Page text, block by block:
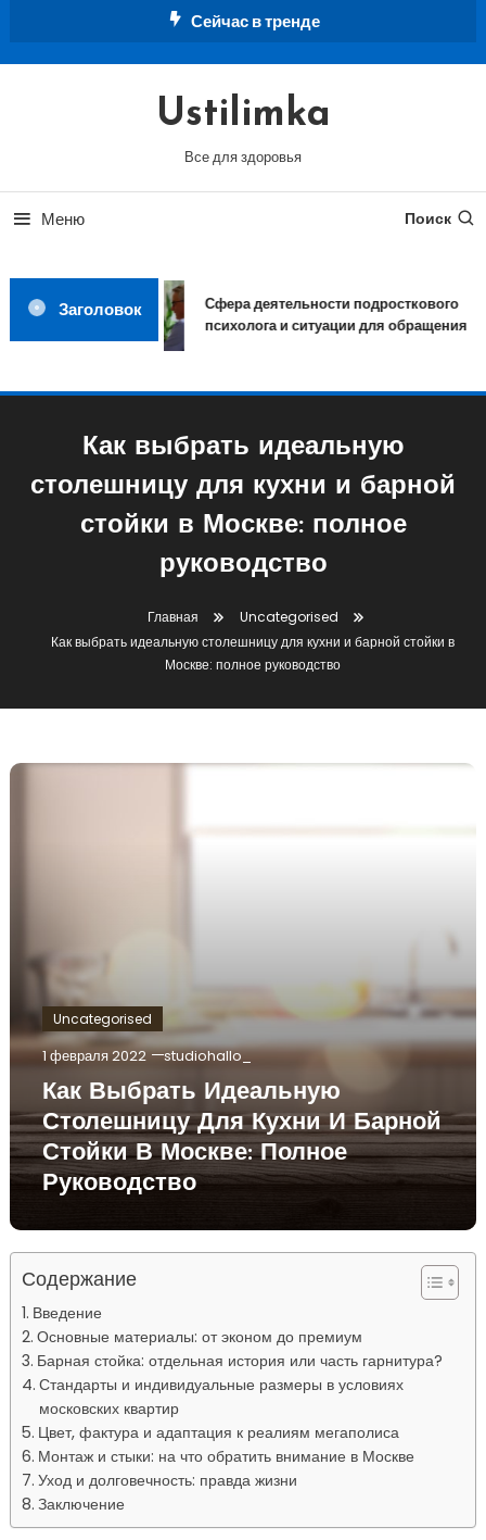
Сейчас в тренде
Ustilimka
Все для здоровья
Меню Поиск
Заголовок
Сфера деятельности подросткового
психолога и ситуации для обращения
Как выбрать идеальную
столешницу для кухни и барной
стойки в Москве: полное
руководство
Главная
Uncategorised
Как выбрать идеальную столешницу для кухни и барной стойки в
Москве: полное руководство
Uncategorised
1 февраля 2022 studiohallo_
Как Выбрать Идеальную
Столешницу Для Кухни И Барной
Стойки В Москве: Полное
Руководство
Содержание
Введение
Основные материалы: от эконом до премиум
Барная стойка: отдельная история или часть гарнитура?
Стандарты и индивидуальные размеры в условиях
московских квартир
Цвет, фактура и адаптация к реалиям мегаполиса
Монтаж и стыки: на что обратить внимание в Москве
Уход и долговечность: правда жизни
Заключение